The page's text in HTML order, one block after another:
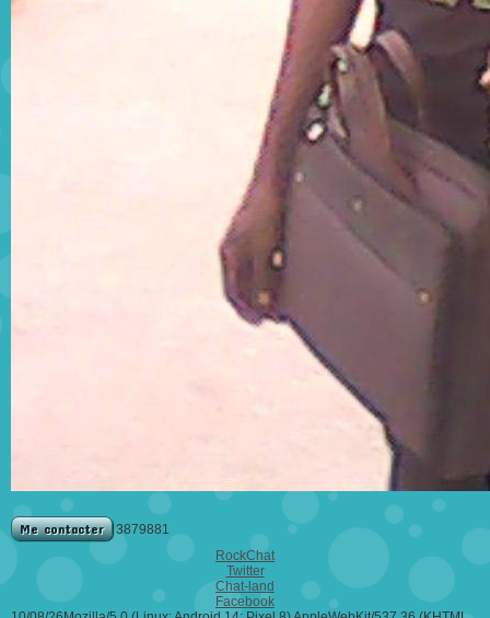
Me contacter
3879881
RockChat
Twitter
Chat-land
Facebook